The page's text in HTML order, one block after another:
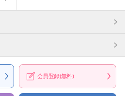
会員登録(無料)